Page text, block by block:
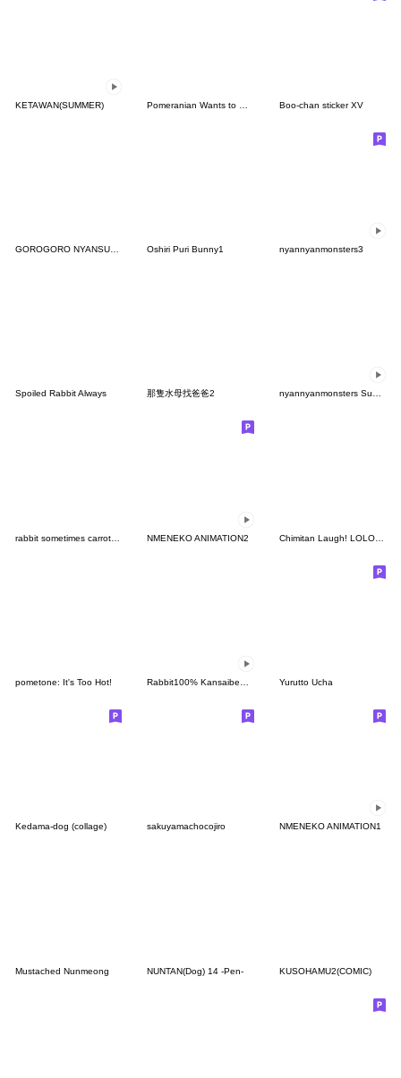
KETAWAN(SUMMER) Boo-chan sticker XV
Oshiri Puri Bunny1 nyannyanmonsters3
Spoiled Rabbit Always 那隻水母找爸爸2 nyannyanmonsters Summer ver.
NMENEKO ANIMATION2 Chimitan Laugh! LOLOLOL
pometone: It's Too Hot! Yurutto Ucha
Kedama-dog (collage) sakuyamachocojiro NMENEKO ANIMATION1
Mustached Nunmeong NUNTAN(Dog) 14 -Pen- KUSOHAMU2(COMIC)